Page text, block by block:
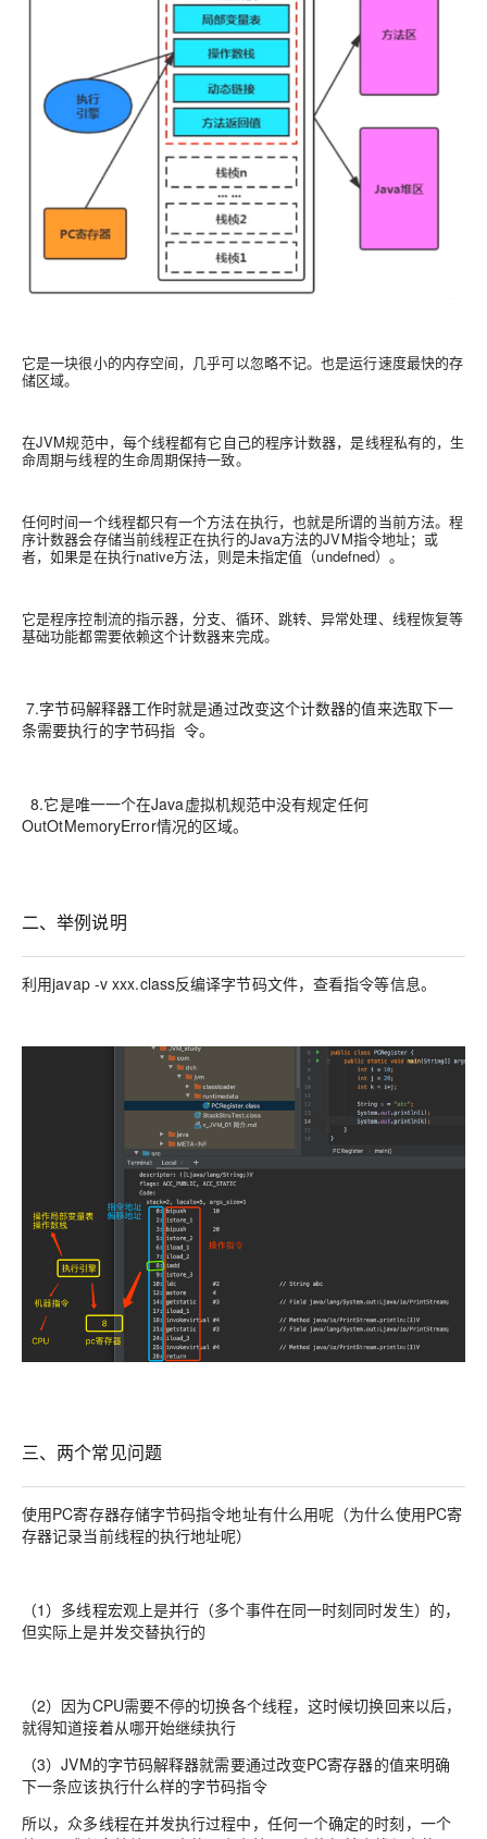
它是一块很小的内存空间，几乎可以忽略不记。也是运行速度最快的存
储区域。
在JVM规范中，每个线程都有它自己的程序计数器，是线程私有的，生
命周期与线程的生命周期保持一致。
任何时间一个线程都只有一个方法在执行，也就是所谓的当前方法。程
序计数器会存储当前线程正在执行的Java方法的JVM指令地址；或
者，如果是在执行native方法，则是未指定值（undefned）。
它是程序控制流的指示器，分支、循环、跳转、异常处理、线程恢复等
基础功能都需要依赖这个计数器来完成。
7.字节码解释器工作时就是通过改变这个计数器的值来选取下一
条需要执行的字节码指 令。
8.它是唯一一个在Java虚拟机规范中没有规定任何
OutOtMemoryError情况的区域。
二、举例说明
利用javap -v xxx.class反编译字节码文件，查看指令等信息。
三、两个常见问题
使用PC寄存器存储字节码指令地址有什么用呢（为什么使用PC寄
存器记录当前线程的执行地址呢）
（1）多线程宏观上是并行（多个事件在同一时刻同时发生）的，
但实际上是并发交替执行的
（2）因为CPU需要不停的切换各个线程，这时候切换回来以后，
就得知道接着从哪开始继续执行
（3）JVM的字节码解释器就需要通过改变PC寄存器的值来明确
下一条应该执行什么样的字节码指令
所以，众多线程在并发执行过程中，任何一个确定的时刻，一个